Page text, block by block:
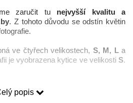
zaručit tu nejvyšší kvalitu a
. Z tohoto důvodu se odstín květin
ve čtyřech velikostech, S, M, L a
je vyobrazena kytice ve velikosti S.
díky které je možné vazbu umístit
popis